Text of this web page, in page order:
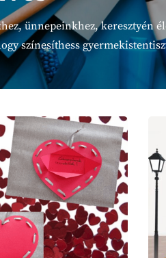
ünnepeinkhez, keresztyén
színesíthess